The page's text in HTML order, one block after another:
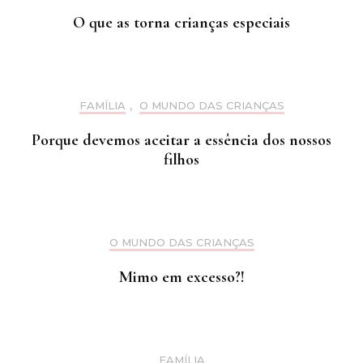
O que as torna crianças especiais
FAMÍLIA , O MUNDO DAS CRIANÇAS
Porque devemos aceitar a essência dos nossos
filhos
O MUNDO DAS CRIANÇAS
Mimo em excesso?!
FAMÍLIA